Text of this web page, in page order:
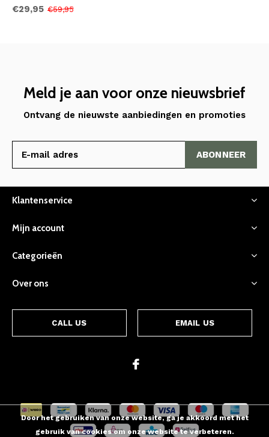
€29,95 €59,95
Meld je aan voor onze nieuwsbrief
Ontvang de nieuwste aanbiedingen en promoties
ABONNEER
Klantenservice
Mijn account
Categorieën
Over ons
CALL US EMAIL US
Door het gebruiken van onze website, ga je akkoord met het
gebruik van cookies om onze website te verbeteren.